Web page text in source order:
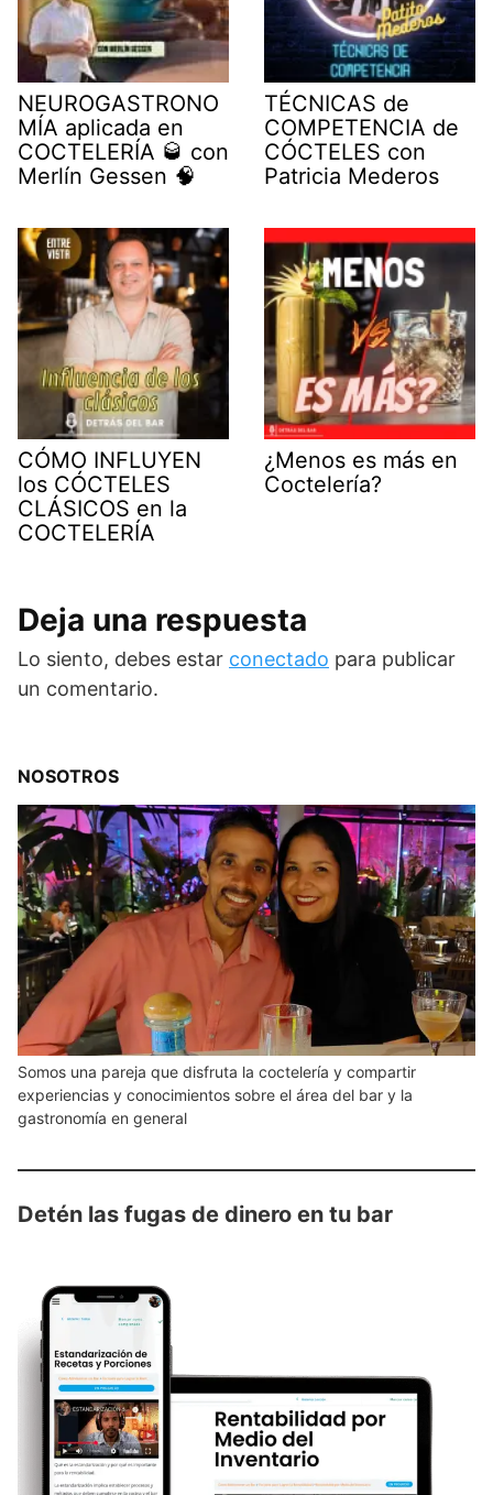
NEUROGASTRONO
MÍA aplicada en
COCTELERÍA 🥃 con
Merlín Gessen 🧠
TÉCNICAS de
COMPETENCIA de
CÓCTELES con
Patricia Mederos
CÓMO INFLUYEN
los CÓCTELES
CLÁSICOS en la
COCTELERÍA
¿Menos es más en
Coctelería?
Deja una respuesta
Lo siento, debes estar conectado para publicar
un comentario.
NOSOTROS
Somos una pareja que disfruta la coctelería y compartir
experiencias y conocimientos sobre el área del bar y la
gastronomía en general
Detén las fugas de dinero en tu bar